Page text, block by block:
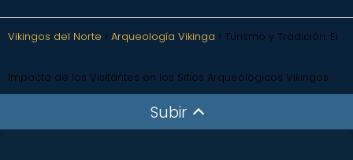
Vikingos del Norte Arqueología Vikinga Turismo y Tradición: El
Impacto de los Visitantes en los Sitios Arqueológicos Vikingos
Subir